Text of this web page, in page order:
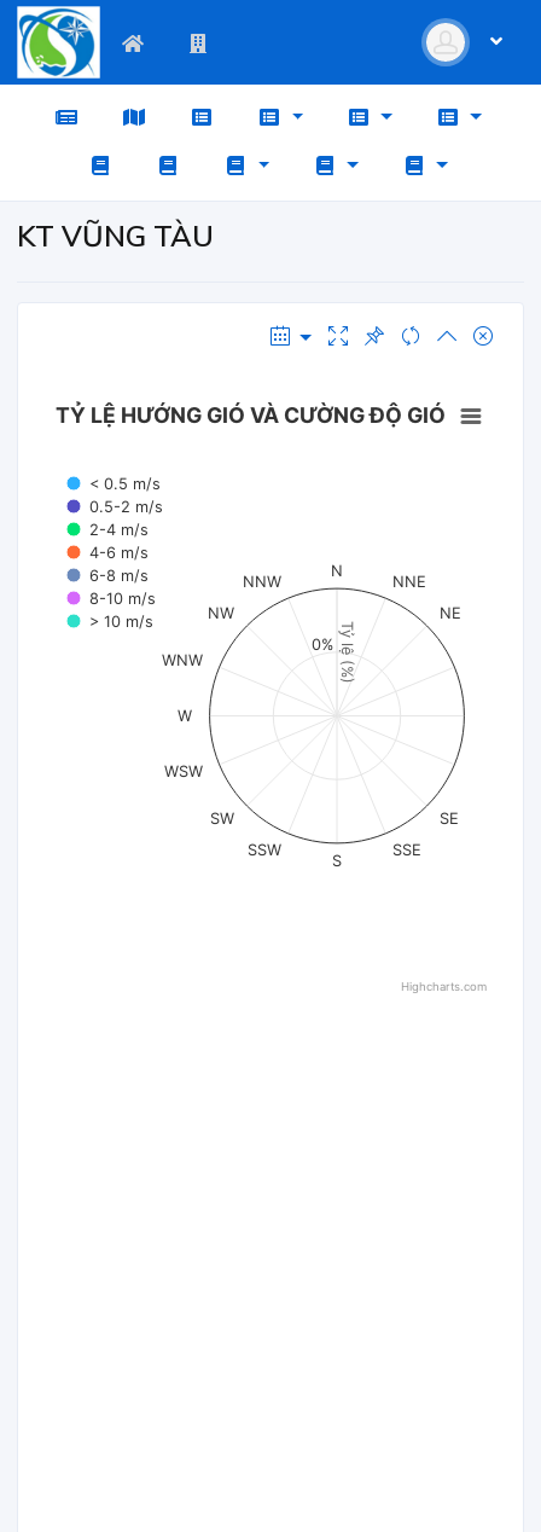
KT VŨNG TÀU
Tỷ lệ (%)
TỶ LỆ HƯỚNG GIÓ VÀ CƯỜNG ĐỘ GIÓ
< 0.5 m/s
0.5-2 m/s
2-4 m/s
4-6 m/s
6-8 m/s
8-10 m/s
> 10 m/s
N
NNE
NE
SE
SSE
S
SSW
SW
WSW
W
WNW
NW
NNW
0%
Highcharts.com